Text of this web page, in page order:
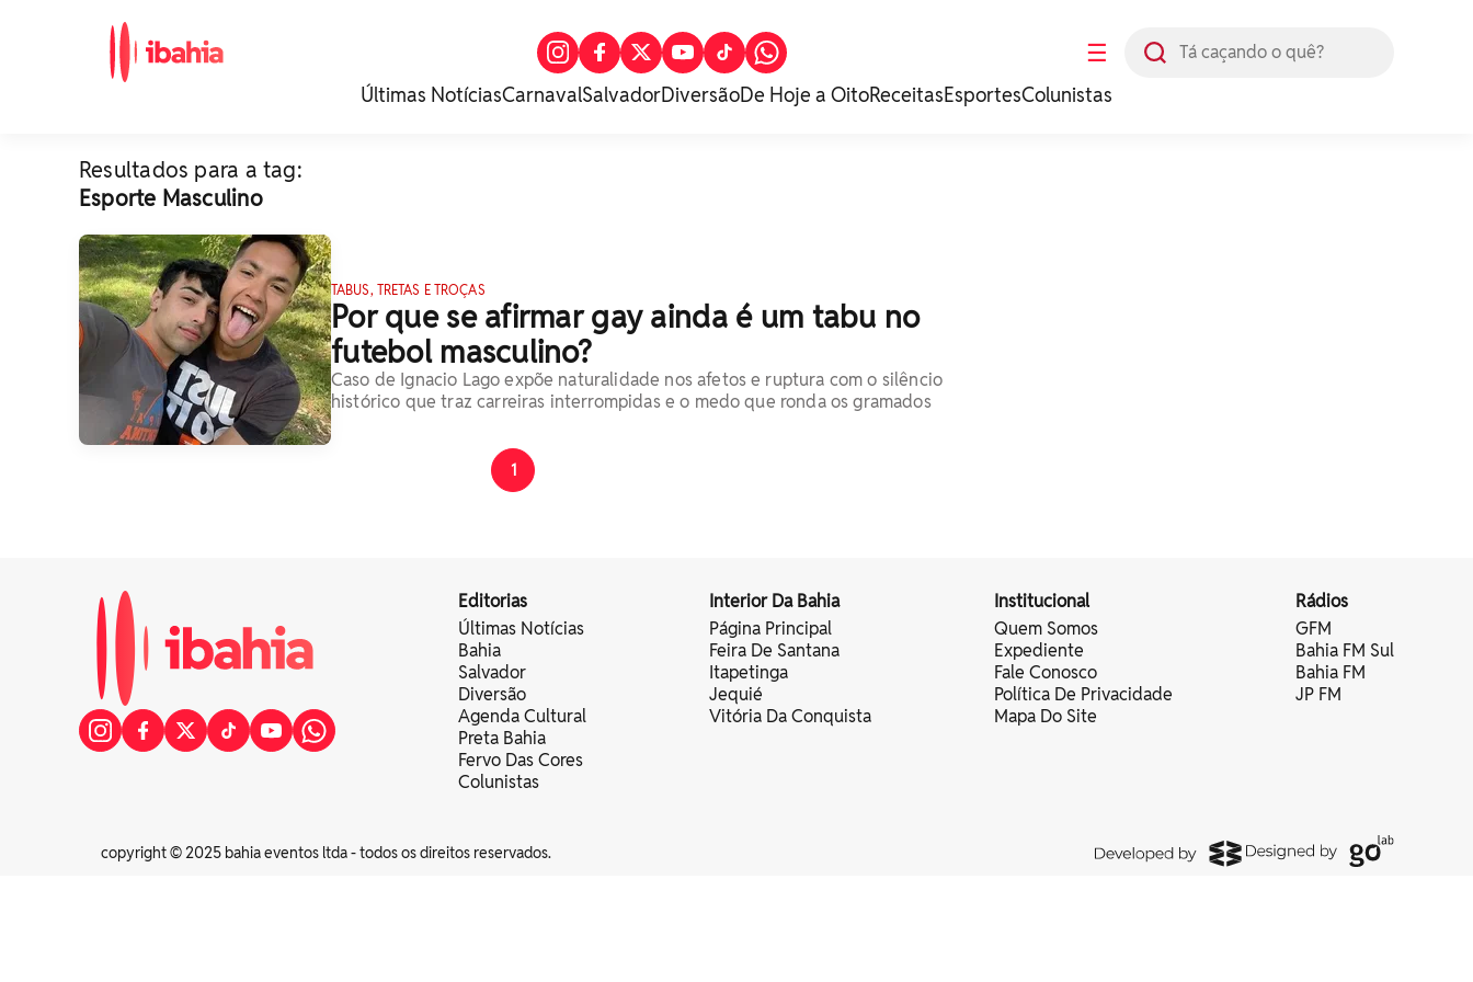
☰
Últimas NotíciasCarnavalSalvadorDiversãoDe Hoje a OitoReceitasEsportesColunistas
Resultados para a tag:
Esporte Masculino
TABUS, TRETAS E TROÇAS
Por que se afirmar gay ainda é um tabu no
futebol masculino?
Caso de Ignacio Lago expõe naturalidade nos afetos e ruptura com o silêncio
histórico que traz carreiras interrompidas e o medo que ronda os gramados
1
Editorias
Últimas Notícias
Bahia
Salvador
Diversão
Agenda Cultural
Preta Bahia
Fervo Das Cores
Colunistas
Interior Da Bahia
Página Principal
Feira De Santana
Itapetinga
Jequié
Vitória Da Conquista
Institucional
Quem Somos
Expediente
Fale Conosco
Política De Privacidade
Mapa Do Site
Rádios
GFM
Bahia FM Sul
Bahia FM
JP FM
copyright © 2025 bahia eventos ltda - todos os direitos reservados.